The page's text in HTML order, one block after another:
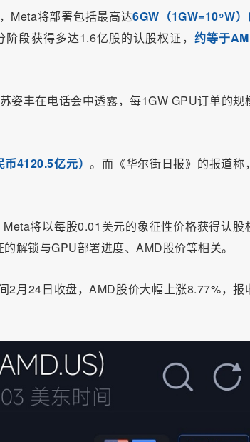
Meta将部署包括最高达6GW（1GW=10⁹W
段获得多达1.6亿股的认股权证， 约等于
姿丰在电话会中透露，每1GW GPU订单的规
币4120.5亿元）。而《华尔街日报》的报道称
Meta将以每股0.01美元的象征性价格获得认股
解锁与GPU部署进度、AMD股价等相关。
2月24日收盘，AMD股价大幅上涨8.77%，报